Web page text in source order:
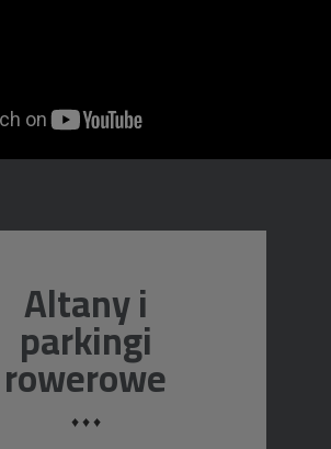
Altany i
parkingi
rowerowe
♦ ♦ ♦